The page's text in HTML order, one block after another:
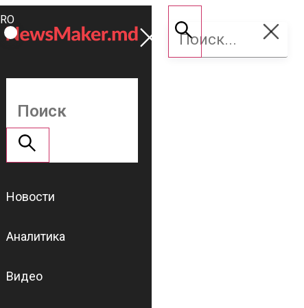
ROMÂNĂ
RU
Поддержать
NM
Новости
Аналитика
Видео